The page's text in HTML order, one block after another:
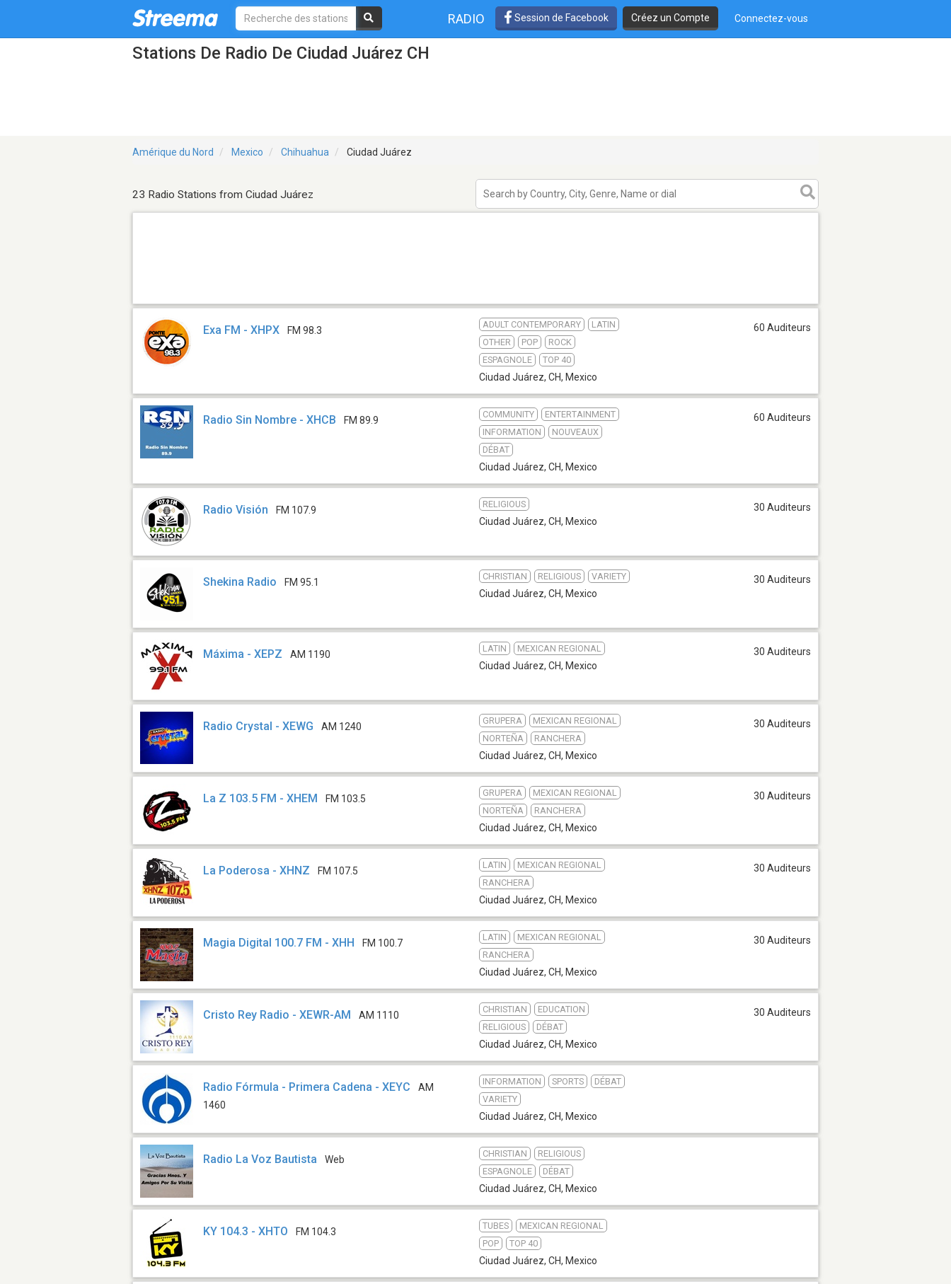
RADIO Session de Facebook Créez un Compte Connectez-vous
Stations De Radio De Ciudad Juárez CH
Amérique du Nord Mexico Chihuahua Ciudad Juárez
23 Radio Stations from Ciudad Juárez
Exa FM - XHPX FM 98.3
ADULT CONTEMPORARY
LATIN
OTHER
POP
ROCK
ESPAGNOLE
TOP 40
Ciudad Juárez, CH, Mexico
60 Auditeurs
Radio Sin Nombre - XHCB FM 89.9
COMMUNITY
ENTERTAINMENT
INFORMATION
NOUVEAUX
DÉBAT
Ciudad Juárez, CH, Mexico
60 Auditeurs
Radio Visión FM 107.9
RELIGIOUS
Ciudad Juárez, CH, Mexico
30 Auditeurs
Shekina Radio FM 95.1
CHRISTIAN RELIGIOUS VARIETY
Ciudad Juárez, CH, Mexico
30 Auditeurs
Máxima - XEPZ AM 1190
LATIN MEXICAN REGIONAL
Ciudad Juárez, CH, Mexico
30 Auditeurs
Radio Crystal - XEWG AM 1240
GRUPERA
MEXICAN REGIONAL
NORTEÑA
RANCHERA
Ciudad Juárez, CH, Mexico
30 Auditeurs
La Z 103.5 FM - XHEM FM 103.5
GRUPERA
MEXICAN REGIONAL
NORTEÑA
RANCHERA
Ciudad Juárez, CH, Mexico
30 Auditeurs
La Poderosa - XHNZ FM 107.5
LATIN
MEXICAN REGIONAL
RANCHERA
Ciudad Juárez, CH, Mexico
30 Auditeurs
Magia Digital 100.7 FM - XHH FM 100.7
LATIN
MEXICAN REGIONAL
RANCHERA
Ciudad Juárez, CH, Mexico
30 Auditeurs
Cristo Rey Radio - XEWR-AM AM 1110
CHRISTIAN
EDUCATION
RELIGIOUS
DÉBAT
Ciudad Juárez, CH, Mexico
30 Auditeurs
Radio Fórmula - Primera Cadena - XEYC
AM
1460
INFORMATION SPORTS
DÉBAT
VARIETY
Ciudad Juárez, CH, Mexico
Radio La Voz Bautista Web
CHRISTIAN
RELIGIOUS
ESPAGNOLE
DÉBAT
Ciudad Juárez, CH, Mexico
KY 104.3 - XHTO FM 104.3
TUBES
MEXICAN REGIONAL
POP
TOP 40
Ciudad Juárez, CH, Mexico